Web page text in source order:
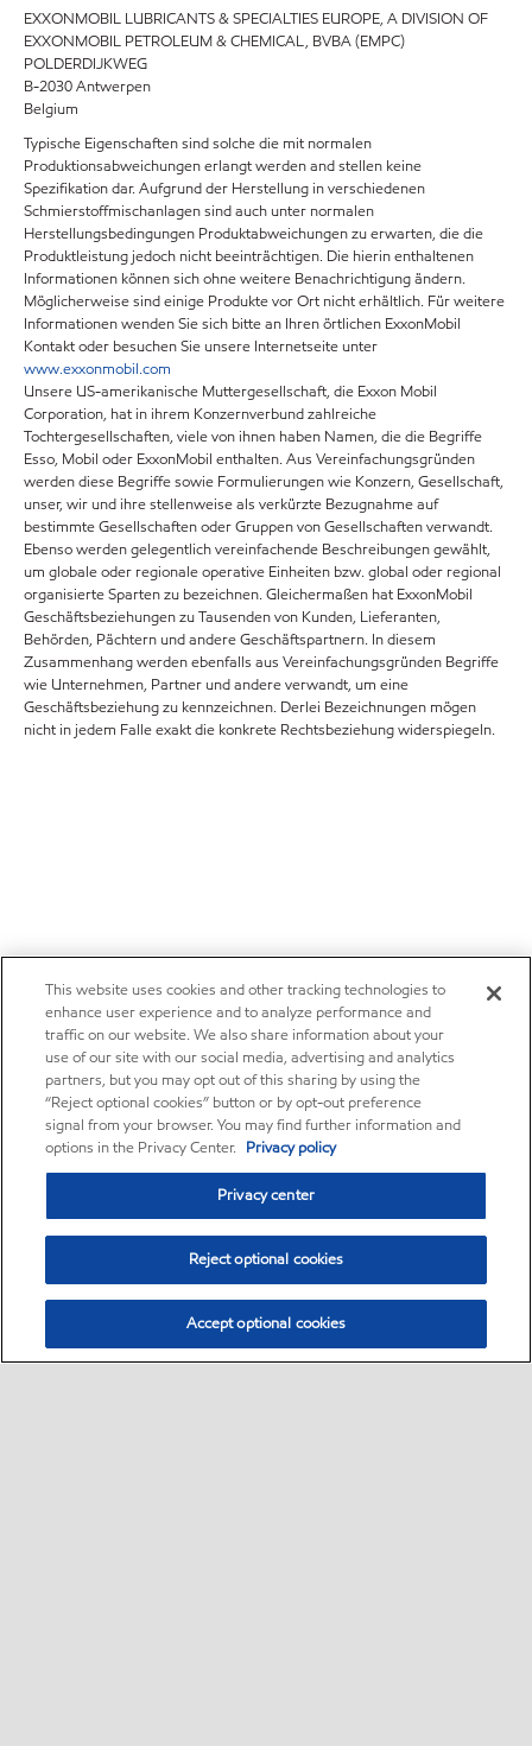
EXXONMOBIL LUBRICANTS & SPECIALTIES EUROPE, A DIVISION OF
EXXONMOBIL PETROLEUM & CHEMICAL, BVBA (EMPC)
POLDERDIJKWEG
B-2030 Antwerpen
Belgium
Typische Eigenschaften sind solche die mit normalen
Produktionsabweichungen erlangt werden and stellen keine
Spezifikation dar. Aufgrund der Herstellung in verschiedenen
Schmierstoffmischanlagen sind auch unter normalen
Herstellungsbedingungen Produktabweichungen zu erwarten, die die
Produktleistung jedoch nicht beeinträchtigen. Die hierin enthaltenen
Informationen können sich ohne weitere Benachrichtigung ändern.
Möglicherweise sind einige Produkte vor Ort nicht erhältlich. Für weitere
Informationen wenden Sie sich bitte an Ihren örtlichen ExxonMobil
Kontakt oder besuchen Sie unsere Internetseite unter
www.exxonmobil.com
Unsere US-amerikanische Muttergesellschaft, die Exxon Mobil
Corporation, hat in ihrem Konzernverbund zahlreiche
Tochtergesellschaften, viele von ihnen haben Namen, die die Begriffe
Esso, Mobil oder ExxonMobil enthalten. Aus Vereinfachungsgründen
werden diese Begriffe sowie Formulierungen wie Konzern, Gesellschaft,
unser, wir und ihre stellenweise als verkürzte Bezugnahme auf
bestimmte Gesellschaften oder Gruppen von Gesellschaften verwandt.
Ebenso werden gelegentlich vereinfachende Beschreibungen gewählt,
um globale oder regionale operative Einheiten bzw. global oder regional
organisierte Sparten zu bezeichnen. Gleichermaßen hat ExxonMobil
Geschäftsbeziehungen zu Tausenden von Kunden, Lieferanten,
Behörden, Pächtern und andere Geschäftspartnern. In diesem
Zusammenhang werden ebenfalls aus Vereinfachungsgründen Begriffe
wie Unternehmen, Partner und andere verwandt, um eine
Geschäftsbeziehung zu kennzeichnen. Derlei Bezeichnungen mögen
nicht in jedem Falle exakt die konkrete Rechtsbeziehung widerspiegeln.
This website uses cookies and other tracking technologies to
enhance user experience and to analyze performance and
traffic on our website. We also share information about your
use of our site with our social media, advertising and analytics
partners, but you may opt out of this sharing by using the
“Reject optional cookies” button or by opt-out preference
signal from your browser. You may find further information and
options in the Privacy Center. Privacy policy
Privacy center
Reject optional cookies
Accept optional cookies